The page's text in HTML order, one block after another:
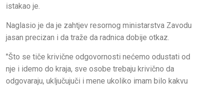
istakao je.
Naglasio je da je zahtjev resornog ministarstva Zavodu
jasan precizan i da traže da radnica dobije otkaz.
"Što se tiče krivične odgovornosti nećemo odustati od
nje i idemo do kraja, sve osobe trebaju krivično da
odgovaraju, uključujuči i mene ukoliko imam bilo kakvu